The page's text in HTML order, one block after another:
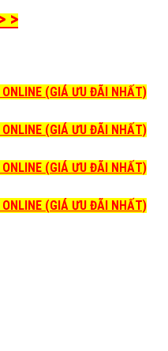
>
(GIÁ ƯU ĐÃI NHẤT)
(GIÁ ƯU ĐÃI NHẤT)
(GIÁ ƯU ĐÃI NHẤT)
(GIÁ ƯU ĐÃI NHẤT)